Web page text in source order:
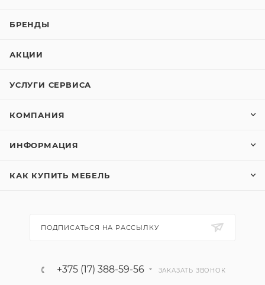
БРЕНДЫ
АКЦИИ
УСЛУГИ СЕРВИСА
КОМПАНИЯ
ИНФОРМАЦИЯ
КАК КУПИТЬ МЕБЕЛЬ
ПОДПИСАТЬСЯ НА РАССЫЛКУ
+375 (17) 388-59-56 ЗАКАЗАТЬ ЗВОНОК